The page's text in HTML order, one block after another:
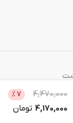
4,470,000
7
%
4,170,000 تومان